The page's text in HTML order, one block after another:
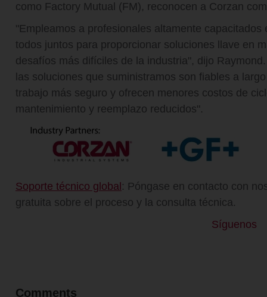
como Factory Mutual (FM), reconocen a Corzan
"Empleamos a profesionales altamente
todos juntos para proporcionar soluciones llave en
desafíos más difíciles de la industria", dijo
las soluciones que suministramos son fiables a
trabajo más seguro y ofrecen menores costos de
mantenimiento y reemplazo reducidos".
Soporte técnico global : Póngase en contacto con
gratuita sobre el proceso y la consulta técnica.
Síguenos